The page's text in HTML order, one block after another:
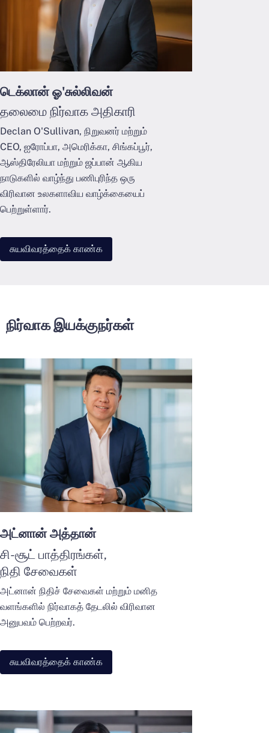
டெக்லான் ஓ'சுல்லிவன்
தலைமை நிர்வாக அதிகாரி
Declan O'Sullivan, நிறுவனர் மற்றும்
CEO, ஐரோப்பா, அமெரிக்கா, சிங்கப்பூர்,
ஆஸ்திரேலியா மற்றும் ஜப்பான் ஆகிய
நாடுகளில் வாழ்ந்து பணிபுரிந்த ஒரு
விரிவான உலகளாவிய வாழ்க்கையைப்
பெற்றுள்ளார்.
சுயவிவரத்தைக் காண்க
நிர்வாக இயக்குநர்கள்
அட்னான் அத்தான்
சி-சூட் பாத்திரங்கள்,
நிதி சேவைகள்
அட்னான் நிதிச் சேவைகள் மற்றும் மனித
வளங்களில் நிர்வாகத் தேடலில் விரிவான
அனுபவம் பெற்றவர்.
சுயவிவரத்தைக் காண்க